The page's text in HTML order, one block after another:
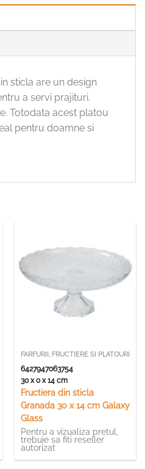
sticla are un design
a servi prajituri.
Totodata acest platou
pentru doamne si
FARFURII, FRUCTIERE SI PLATOURI
6427947063754
30 x 0 x 14 cm
Fructiera din sticla
Granada 30 x 14 cm Galaxy
Glass
Pentru a vizualiza pretul,
trebuie sa fiti reseller
autorizat